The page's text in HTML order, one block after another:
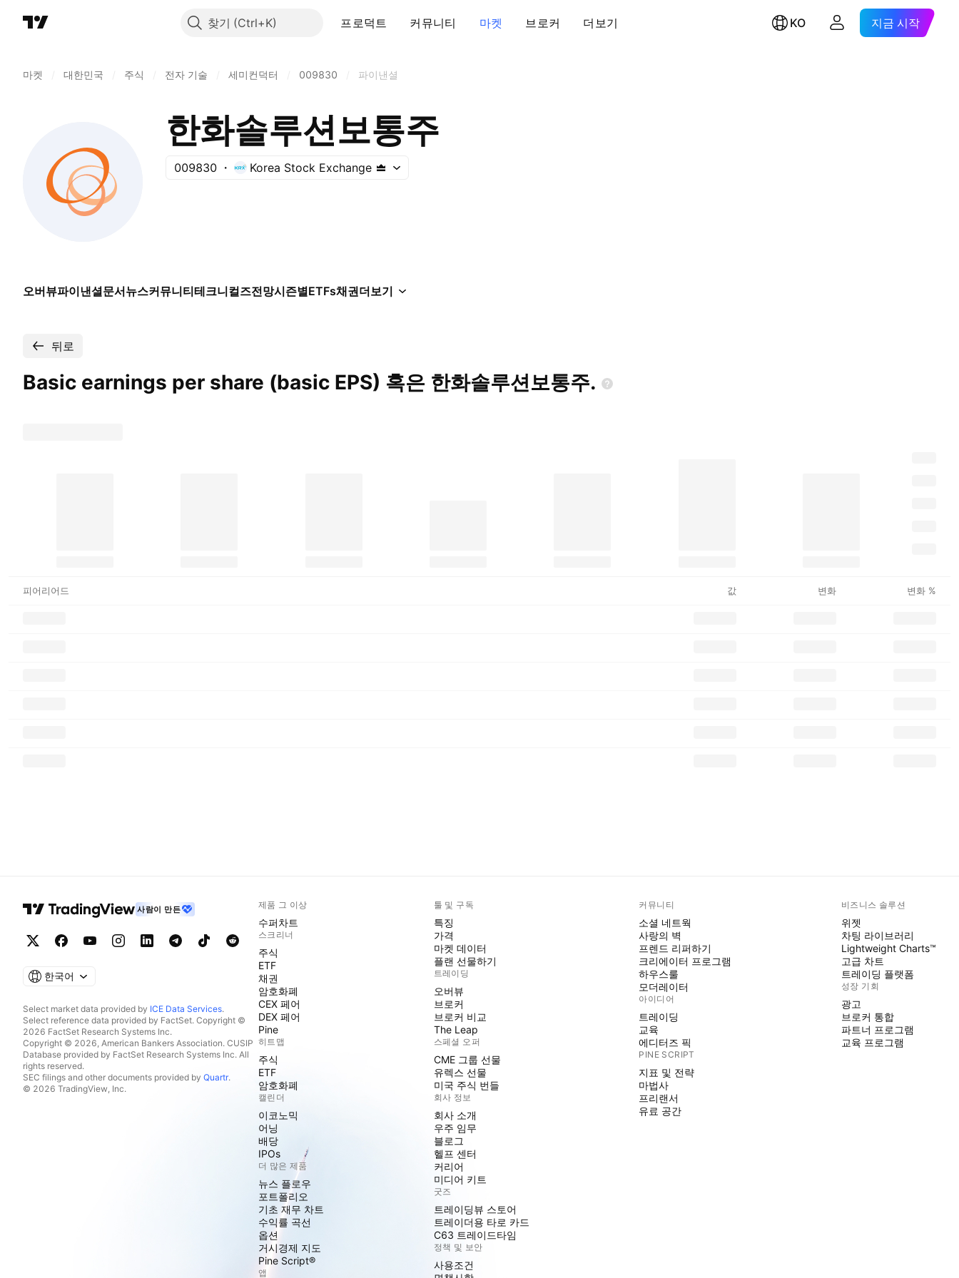
찾기 프로덕트 커뮤니티 마켓 브로커 더보기 KO 지금 시작
마켓 대한민국 주식 전자 기술 세미컨덕터 009830 파이낸셜
한화솔루션보통주
009830 Korea Stock Exchange
오버뷰파이낸셜문서뉴스커뮤니티테크니컬즈전망시즌별ETFs채권더보기
뒤로
Basic earnings per share (basic EPS) 혹은 한화솔루션보통주.
피어리어드 값 변화 변화 %
사람이 만든
한국어
Select market data provided by ICE Data Services.
Select reference data provided by FactSet. Copyright ©
2026 FactSet Research Systems Inc.
Copyright © 2026, American Bankers Association. CUSIP
Database provided by FactSet Research Systems Inc. All
rights reserved.
SEC filings and other documents provided by Quartr.
© 2026 TradingView, Inc.
제품 그 이상
수퍼차트
스크리너
주식
ETF
채권
암호화폐
CEX 페어
DEX 페어
Pine
히트맵
주식
ETF
암호화폐
캘린더
이코노믹
어닝
배당
IPOs
더 많은 제품
뉴스 플로우
포트폴리오
기초 재무 차트
수익률 곡선
옵션
거시경제 지도
Pine Script®
앱
툴 및 구독
특징
가격
마켓 데이터
플랜 선물하기
트레이딩
오버뷰
브로커
브로커 비교
The Leap
스페셜 오퍼
CME 그룹 선물
유렉스 선물
미국 주식 번들
회사 정보
회사 소개
우주 임무
블로그
헬프 센터
커리어
미디어 키트
굿즈
트레이딩뷰 스토어
트레이더용 타로 카드
C63 트레이드타임
정책 및 보안
사용조건
커뮤니티
소셜 네트웍
사랑의 벽
프렌드 리퍼하기
크리에이터 프로그램
하우스룰
모더레이터
아이디어
트레이딩
교육
에디터즈 픽
PINE SCRIPT
지표 및 전략
마법사
프리랜서
유료 공간
비즈니스 솔루션
위젯
차팅 라이브러리
Lightweight Charts™
고급 차트
트레이딩 플랫폼
성장 기회
광고
브로커 통합
파트너 프로그램
교육 프로그램